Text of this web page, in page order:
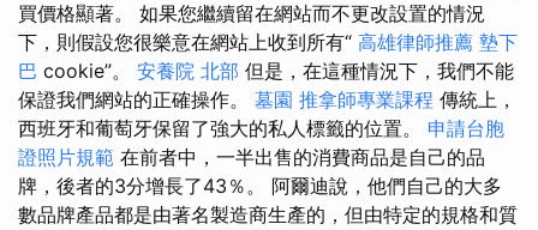
買價格顯著。 如果您繼續留在網站而不更改設置的情況
下，則假設您很樂意在網站上收到所有“ 高雄律師推薦 墊下
巴 cookie”。 安養院 北部 但是，在這種情況下，我們不能
保證我們網站的正確操作。 墓園 推拿師專業課程 傳統上，
西班牙和葡萄牙保留了強大的私人標籤的位置。 申請台胞
證照片規範 在前者中，一半出售的消費商品是自己的品
牌，後者的3分增長了43％。 阿爾迪說，他們自己的大多
數品牌產品都是由著名製造商生產的，但由特定的規格和質